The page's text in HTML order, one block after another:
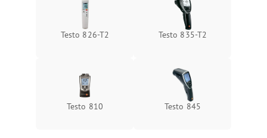
Testo 826-T2 Testo 835-T2
Testo 810 Testo 845